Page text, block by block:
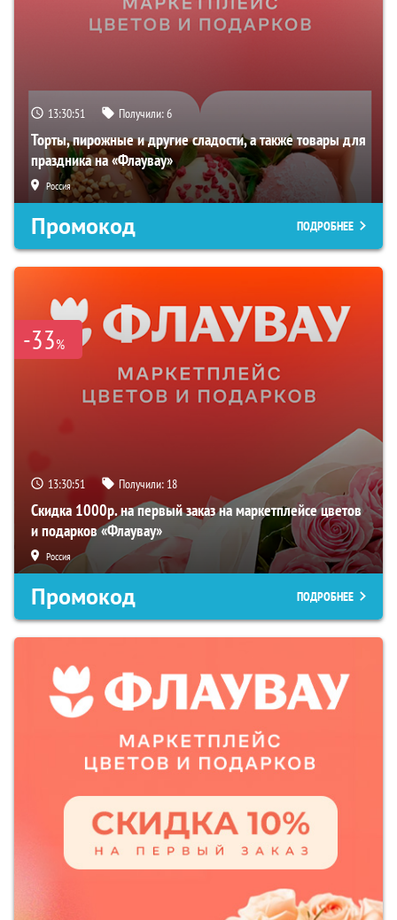
13:30:50 Получили:6
Торты, пирожные и другие сладости, а также товары для
праздника на «Флаувау»
Россия
Промокод ПОДРОБНЕЕ
-33%
13:30:50 Получили: 18
Скидка 1000р. на первый заказ на маркетплейсе цветов
и подарков «Флаувау»
Россия
Промокод ПОДРОБНЕЕ